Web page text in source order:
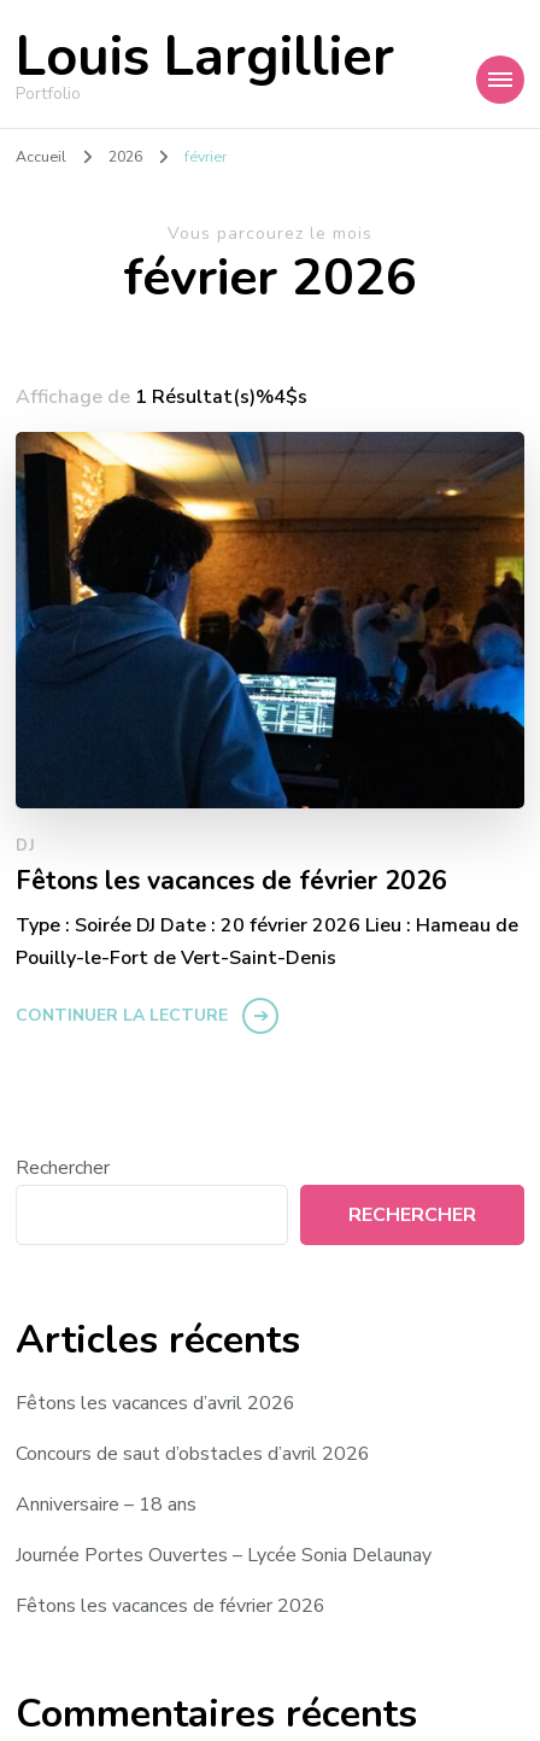
Louis Largillier
Portfolio
Accueil 2026 février
Vous parcourez le mois
février 2026
Affichage de 1 Résultat(s)%4$s
DJ
Fêtons les vacances de février 2026
Type : Soirée DJ Date : 20 février 2026 Lieu : Hameau de
Pouilly-le-Fort de Vert-Saint-Denis
CONTINUER LA LECTURE
Rechercher
RECHERCHER
Articles récents
Fêtons les vacances d’avril 2026
Concours de saut d’obstacles d’avril 2026
Anniversaire – 18 ans
Journée Portes Ouvertes – Lycée Sonia Delaunay
Fêtons les vacances de février 2026
Commentaires récents